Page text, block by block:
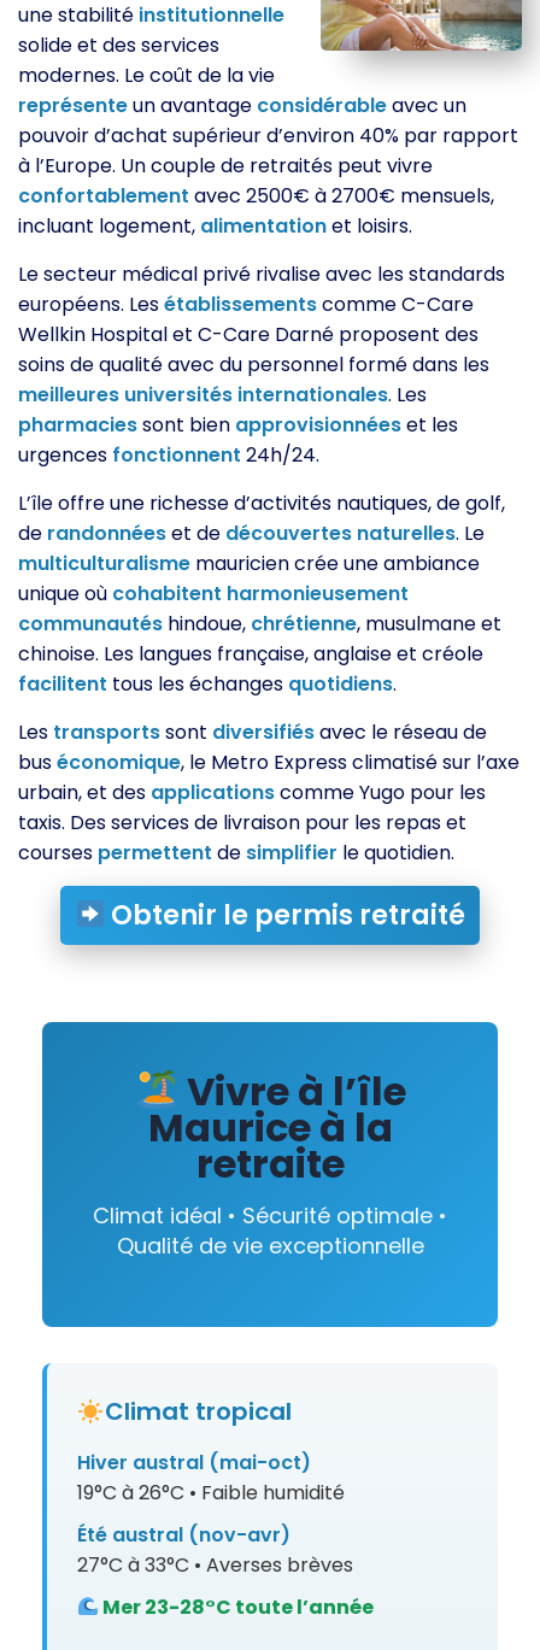
une stabilité institutionnelle
solide et des services
modernes. Le coût de la vie
représenteun avantage considérableavec un
pouvoir d’achat supérieur d’environ 40% par rapport
à l’Europe. Un couple de retraités peut vivre
confortablement avec 2500€ à 2700€ mensuels,
incluant logement, alimentationet loisirs.
Le secteur médical privé rivalise avec les standards
européens. Lesétablissementscomme C-Care
Wellkin Hospital et C-Care Darné proposent des
soins de qualité avec du personnel formé dans les
meilleures universités internationales. Les
pharmaciessont bien approvisionnéeset les
urgences fonctionnent 24h/24.
L’île offre une richesse d’activités nautiques, de golf,
de randonnéeset de découvertes naturelles. Le
multiculturalisme mauricien crée une ambiance
unique où cohabitent harmonieusement
communautés hindoue, chrétienne, musulmane et
chinoise. Les langues française, anglaise et créole
facilitent tous les échanges quotidiens.
Les transportssont diversifiésavec le réseau de
buséconomique, le Metro Express climatisé sur l’axe
urbain, et des applicationscomme Yugo pour les
taxis. Des services de livraison pour les repas et
courses permettent de simplifier le quotidien.
Obtenir le permis retraité
Vivre à l’île
Maurice à la
retraite
Climat idéal • Sécurité optimale •
Qualité de vie exceptionnelle
Climat tropical
Hiver austral (mai-oct)
19°C à 26°C • Faible humidité
Été austral (nov-avr)
27°C à 33°C • Averses brèves
Mer 23-28°C toute l’année